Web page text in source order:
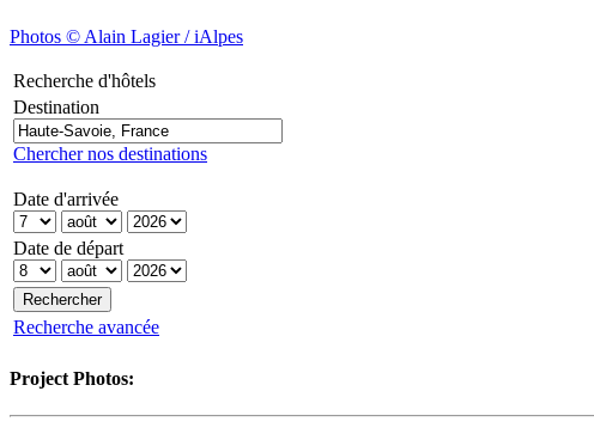
Photos © Alain Lagier / iAlpes
Recherche d'hôtels
Destination
Chercher nos destinations
Date d'arrivée
Date de départ
Recherche avancée
Project Photos: